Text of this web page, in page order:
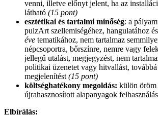
venni, illetve előnyt jelent, ha az
látható (15 pont)
esztétikai és tartalmi minőség: a
pulzArt szellemiségéhez, hangulatához
éve tematikához, nem tartalmaz
népcsoportra, bőrszínre, nemre vagy
jellegű utalást, megjegyzést, nem
politikai üzenetet vagy hitvallást,
megjelenítést(15 pont)
költséghatékony megoldás: külön öröm
újrahasznosított alapanyagok
Elbírálás: